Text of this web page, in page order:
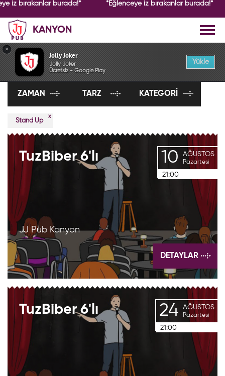
iz bırakanlar burada!* *Eğlenceye iz bırakanlar burada!*
KANYON
ETKİNLİKLER
ZAMAN TARZ KATEGORI
Stand Up
x
TuzBiber6'lı
JJ Pub Kanyon
10 AĞUSTOS
Pazartesi
21:00
DETAYLAR
TuzBiber6'lı 24 AĞUSTOS
Pazartesi
21:00
×
Jolly Joker
Jolly Joker
Ücretsiz - Google Play
Yükle